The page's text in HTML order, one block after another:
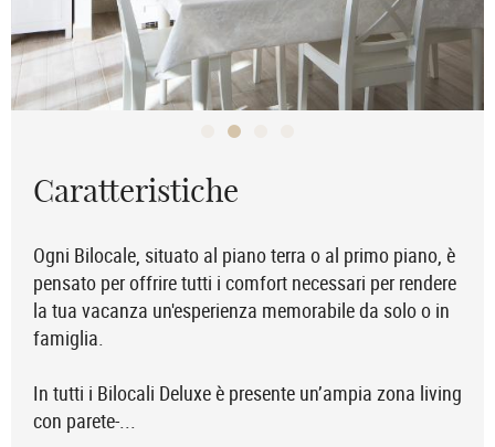
Caratteristiche
Ogni Bilocale, situato al piano terra o al primo piano, è
pensato per offrire tutti i comfort necessari per rendere
la tua vacanza un'esperienza memorabile da solo o in
famiglia.
In tutti i Bilocali Deluxe è presente un’ampia zona living
con parete-...